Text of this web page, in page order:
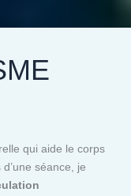
qui aide le corps
séance, je